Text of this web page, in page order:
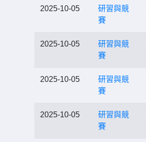
2025-10-05
研習與競
賽
2025-10-05
研習與競
賽
2025-10-05
研習與競
賽
2025-10-05
研習與競
賽